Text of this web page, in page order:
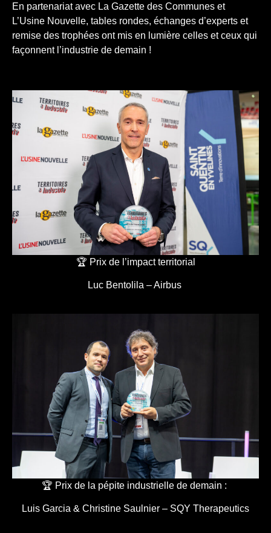
En partenariat avec La Gazette des Communes et
L’Usine Nouvelle, tables rondes, échanges d’experts et
remise des trophées ont mis en lumière celles et ceux qui
façonnent l’industrie de demain !
🏆 Prix de l’impact territorial
Luc Bentolila – Airbus
🏆 Prix de la pépite industrielle de demain :
Luis Garcia & Christine Saulnier – SQY Therapeutics